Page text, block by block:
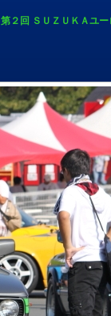
第２回 ＳＵＺＵＫＡユ